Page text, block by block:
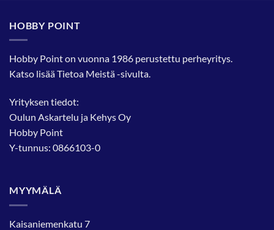
HOBBY POINT
Hobby Point on vuonna 1986 perustettu perheyritys.
Katso lisääTietoa Meistä-sivulta.
Yrityksen tiedot:
Oulun Askartelu ja Kehys Oy
Hobby Point
Y-tunnus: 0866103-0
MYYMÄLÄ
Kaisaniemenkatu 7